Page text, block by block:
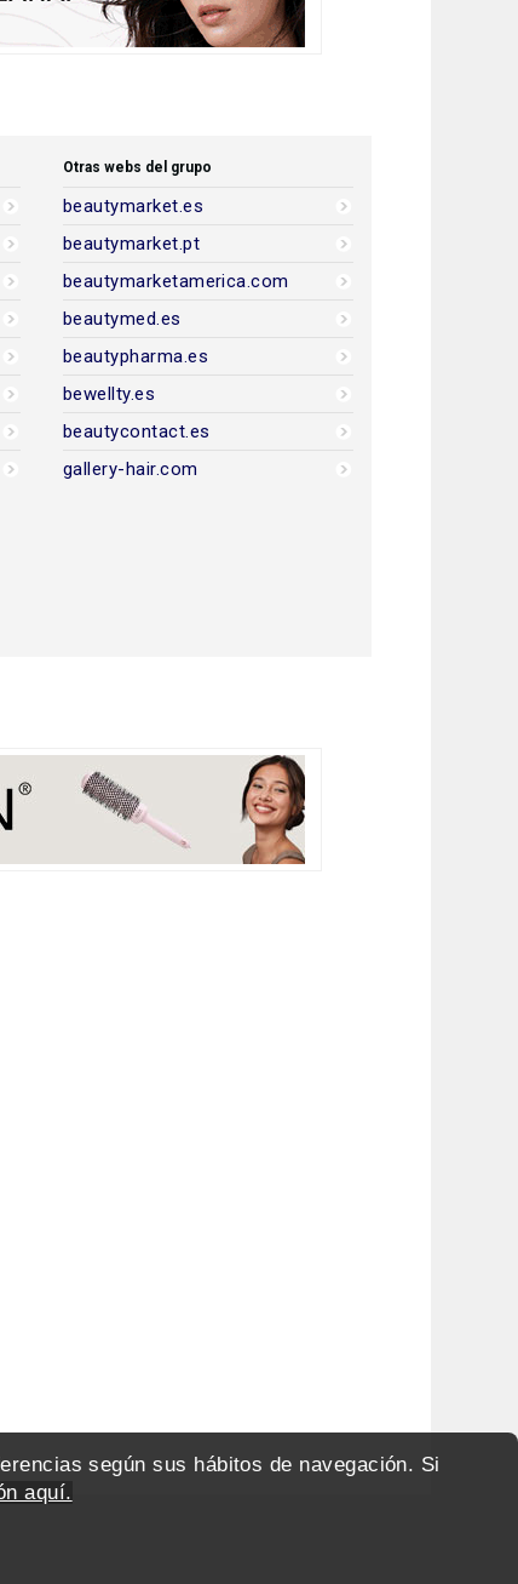
según sus hábitos de navegación. Si
aquí.
Otras webs del grupo
beautymarket.es
beautymarket.pt
beautymarketamerica.com
beautymed.es
beautypharma.es
bewellty.es
beautycontact.es
gallery-hair.com